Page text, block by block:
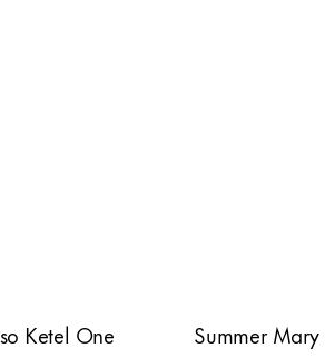
Ketel One Summer